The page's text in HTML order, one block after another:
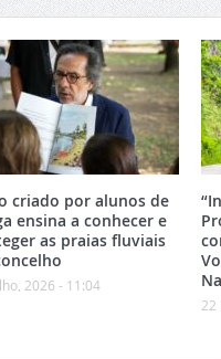
criado por alunos de
ensina a conhecer e
as praias fluviais
2026 - 11:04
22